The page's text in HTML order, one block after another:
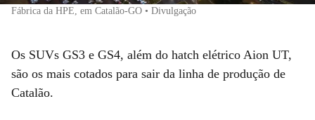
Fábrica da HPE, em Catalão-GO • Divulgação
Os SUVs GS3 e GS4, além do hatch elétrico Aion UT,
são os mais cotados para sair da linha de produção de
Catalão.